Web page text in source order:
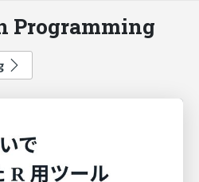
Programming